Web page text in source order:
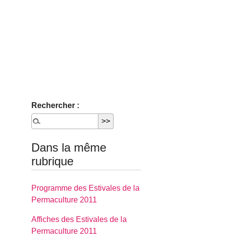
Rechercher :
Dans la même
rubrique
Programme des Estivales de la
Permaculture 2011
Affiches des Estivales de la
Permaculture 2011